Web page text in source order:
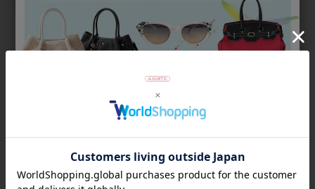
のあるデザインで、本国フランスにおいても長く愛され続けて
います。
【ギフトラッピングについて】
こちらの商品はラッピング不可商品です。
商品番号 2243003